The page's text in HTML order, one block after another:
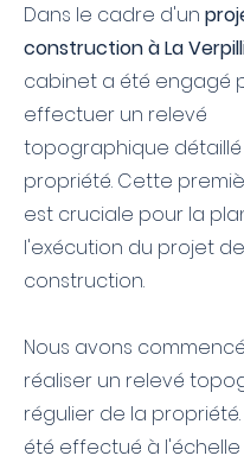
Dans le cadre d'un
construction à La
cabinet a été engagé
effectuer un relevé
topographique
propriété. Cette
est cruciale pour la
l'exécution du projet de
construction.
Nous avons
réaliser un relevé
régulier de la
été effectué à l'échelle